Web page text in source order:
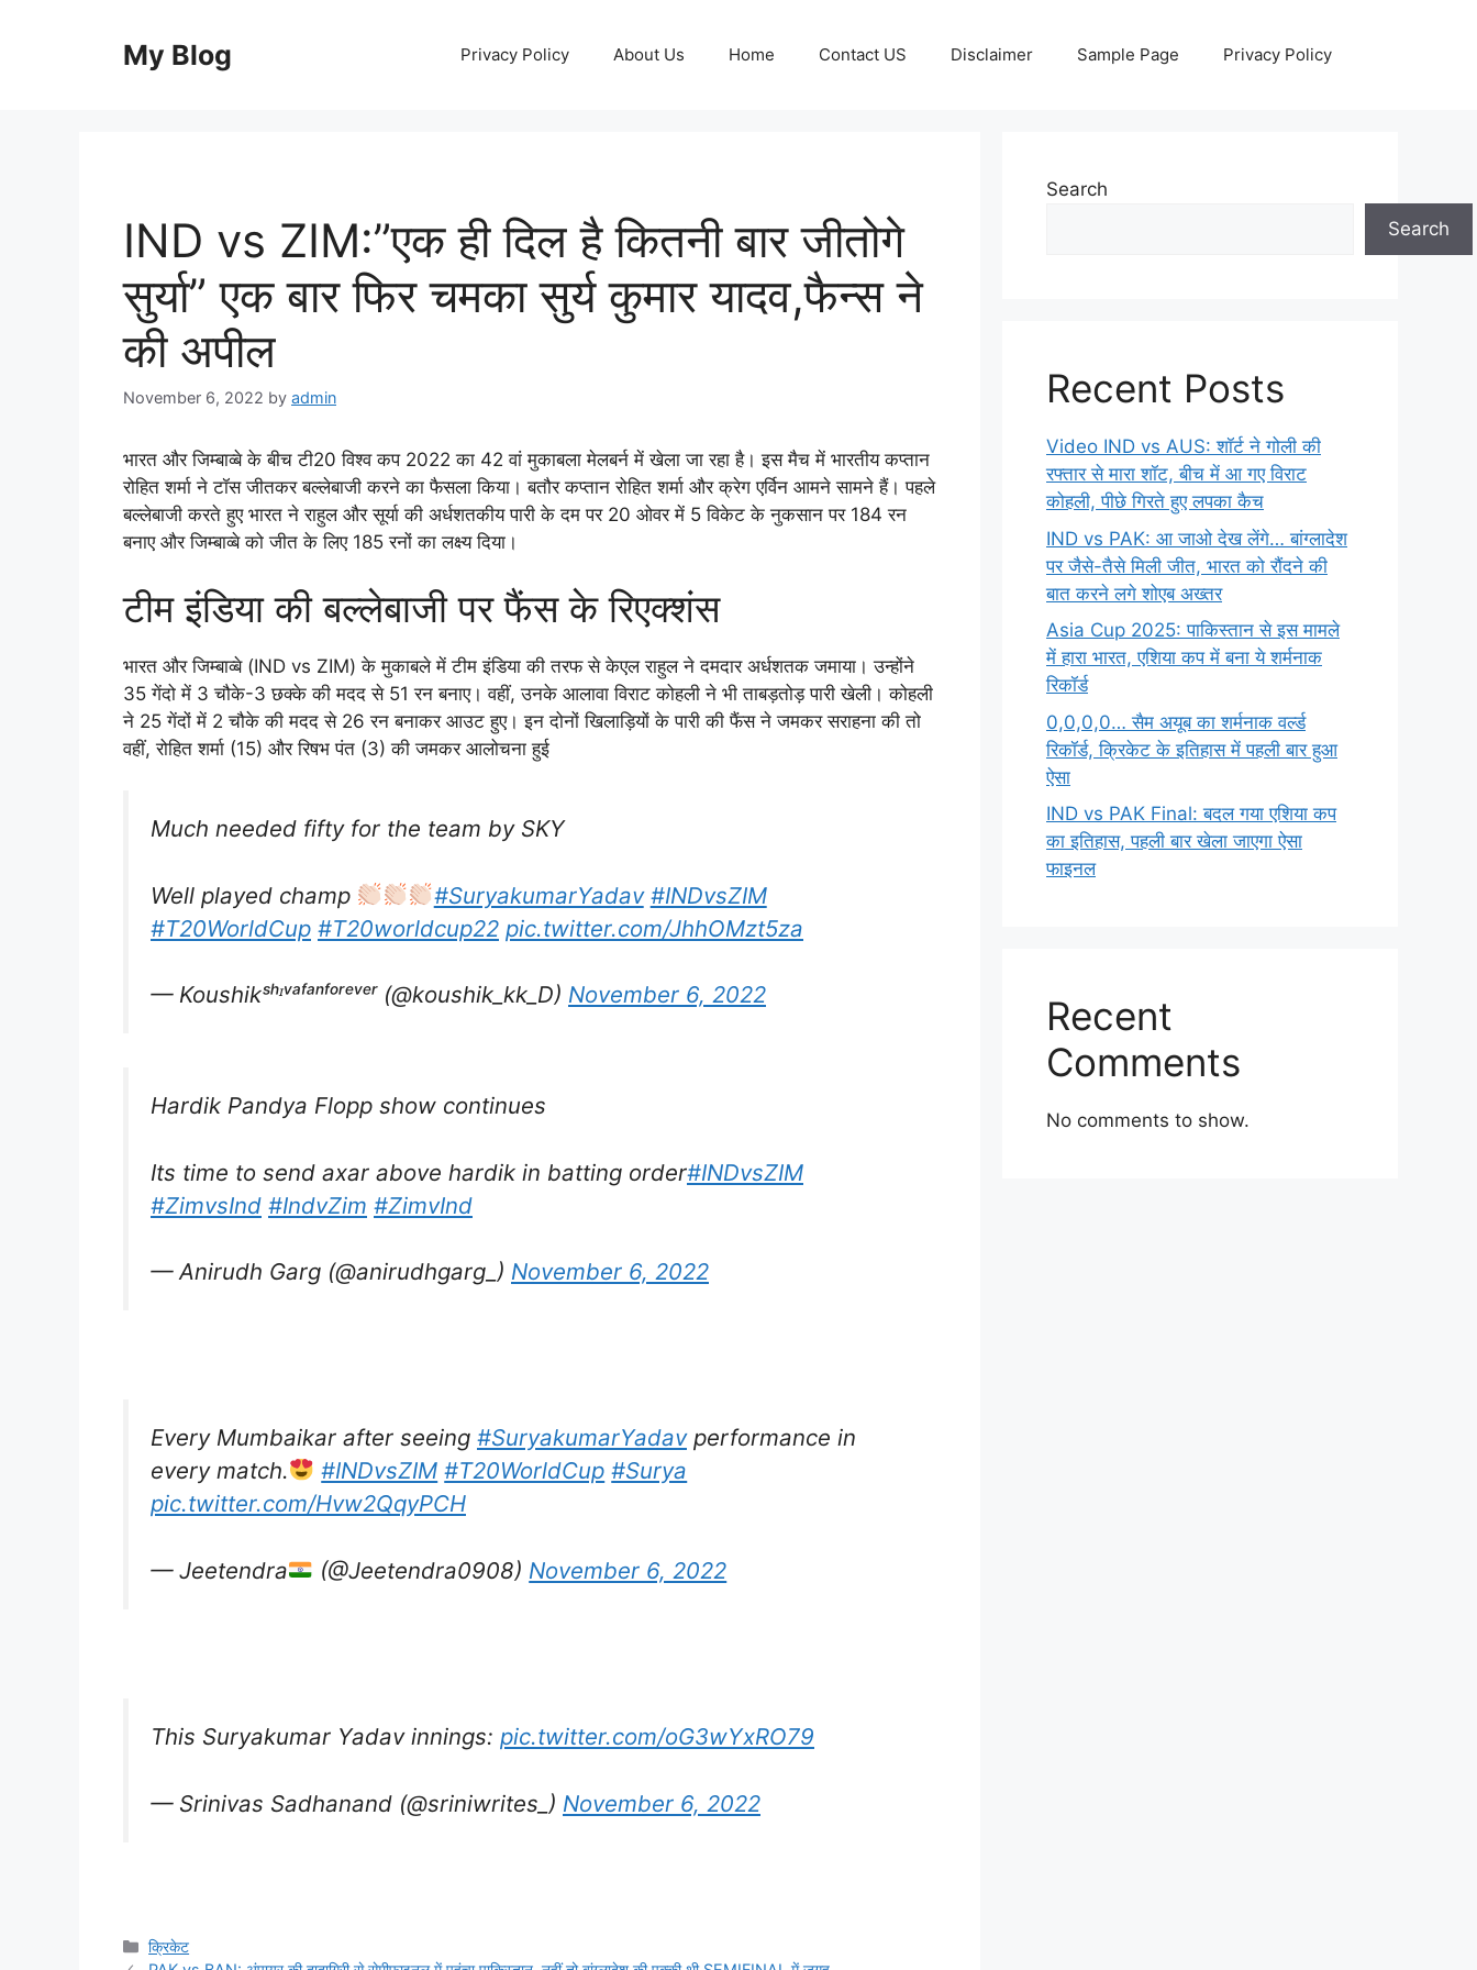
My Blog Privacy Policy About Us Home Contact US Disclaimer Sample Page Privacy Policy
IND vs ZIM:”एक ही दिल है कितनी बार जीतोगे
सुर्या” एक बार फिर चमका सुर्य कुमार यादव,फैन्स ने
की अपील
November 6, 2022 by admin
भारत और जिम्बाव्बे के बीच टी20 विश्व कप 2022 का 42 वां मुकाबला मेलबर्न में खेला जा रहा है। इस मैच में भारतीय कप्तान
रोहित शर्मा ने टॉस जीतकर बल्लेबाजी करने का फैसला किया। बतौर कप्तान रोहित शर्मा और क्रेग एर्विन आमने सामने हैं। पहले
बल्लेबाजी करते हुए भारत ने राहुल और सूर्या की अर्धशतकीय पारी के दम पर 20 ओवर में 5 विकेट के नुकसान पर 184 रन
बनाए और जिम्बाव्बे को जीत के लिए 185 रनों का लक्ष्य दिया।
टीम इंडिया की बल्लेबाजी पर फैंस के रिएक्शंस
भारत और जिम्बाव्बे (IND vs ZIM) के मुकाबले में टीम इंडिया की तरफ से केएल राहुल ने दमदार अर्धशतक जमाया। उन्होंने
35 गेंदो में 3 चौके-3 छक्के की मदद से 51 रन बनाए। वहीं, उनके आलावा विराट कोहली ने भी ताबड़तोड़ पारी खेली। कोहली
ने 25 गेंदों में 2 चौके की मदद से 26 रन बनाकर आउट हुए। इन दोनों खिलाड़ियों के पारी की फैंस ने जमकर सराहना की तो
वहीं, रोहित शर्मा (15) और रिषभ पंत (3) की जमकर आलोचना हुई
Much needed fifty for the team by SKY
Well played champ #SuryakumarYadav #INDvsZIM
#T20WorldCup #T20worldcup22 pic.twitter.com/JhhOMzt5za
— Koushikˢʰᶦᵛᵃᶠᵃⁿᶠᵒʳᵉᵛᵉʳ (@koushik_kk_D) November 6, 2022
Hardik Pandya Flopp show continues
Its time to send axar above hardik in batting order#INDvsZIM
#ZimvsInd #IndvZim #ZimvInd
— Anirudh Garg (@anirudhgarg_) November 6, 2022
Every Mumbaikar after seeing #SuryakumarYadavperformance in
every match.
#INDvsZIM #T20WorldCup #Surya
pic.twitter.com/Hvw2QqyPCH
— Jeetendra (@Jeetendra0908) November 6, 2022
This Suryakumar Yadav innings: pic.twitter.com/oG3wYxRO79
— Srinivas Sadhanand (@sriniwrites_) November 6, 2022
Categories
क्रिकेट
Search
Search
Recent Posts
Video IND vs AUS: शॉर्ट ने गोली की
रफ्तार से मारा शॉट, बीच में आ गए विराट
कोहली, पीछे गिरते हुए लपका कैच
IND vs PAK: आ जाओ देख लेंगे… बांग्लादेश
पर जैसे-तैसे मिली जीत, भारत को रौंदने की
बात करने लगे शोएब अख्तर
Asia Cup 2025: पाकिस्तान से इस मामले
में हारा भारत, एशिया कप में बना ये शर्मनाक
रिकॉर्ड
0,0,0,0… सैम अयूब का शर्मनाक वर्ल्ड
रिकॉर्ड, क्रिकेट के इतिहास में पहली बार हुआ
ऐसा
IND vs PAK Final: बदल गया एशिया कप
का इतिहास, पहली बार खेला जाएगा ऐसा
फाइनल
Recent
Comments
No comments to show.